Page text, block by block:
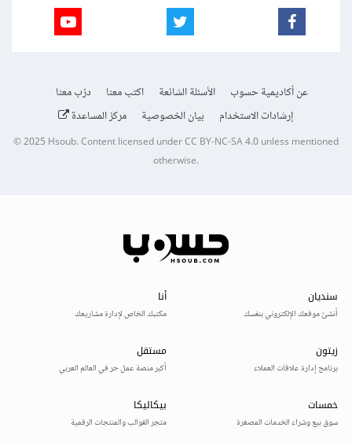
عن أكاديمية حسوب الأسئلة الشائعة اكتب معنا
درّب معنا
إرشادات الاستخدام
بيان الخصوصية مركز المساعدة
© 2025Hsoub.Content licensed underCC BY-NC-SA 4.0unless mentioned
otherwise.